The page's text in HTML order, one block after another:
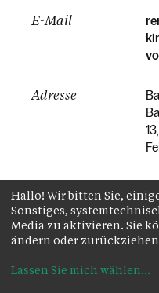
E-Mail
Adresse
Hallo! Wir bitten Sie,
Sonstiges,
Media zu aktivieren. Sie
ändern oder
Lassen Sie mich wählen...